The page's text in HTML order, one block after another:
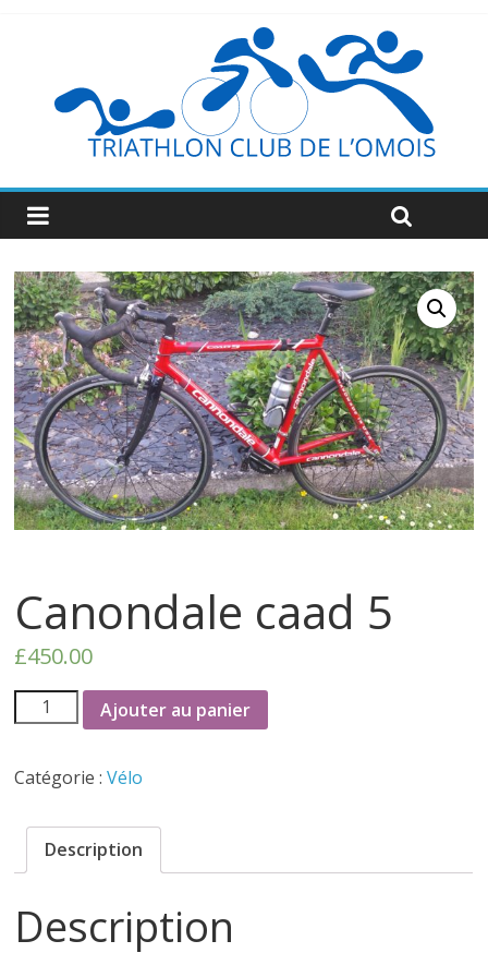
Canondale caad 5
£450.00
Ajouter au panier
Catégorie :Vélo
Description
Description